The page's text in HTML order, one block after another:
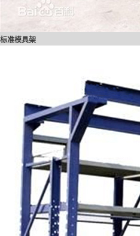
标准模具架